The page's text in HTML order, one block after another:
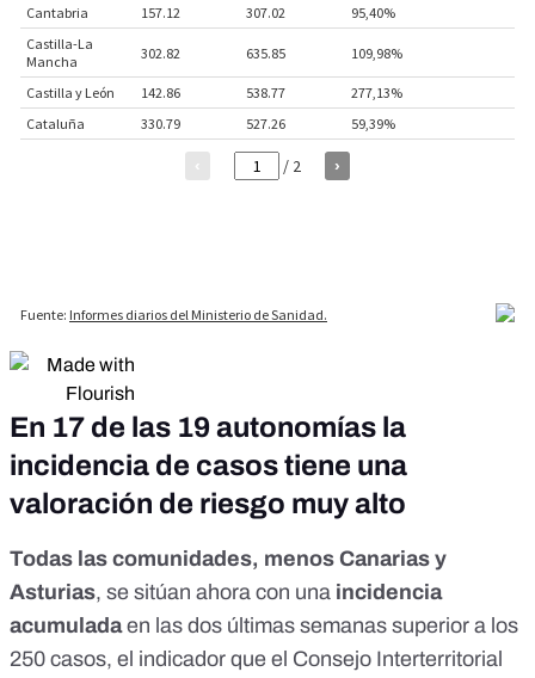
En 17 de las 19 autonomías la
incidencia de casos tiene una
valoración de riesgo muy alto
Todas las comunidades, menos Canarias y
Asturias, se sitúan ahora con una incidencia
acumuladaen las dos últimas semanas superior a los
250 casos, el indicador que el Consejo Interterritorial